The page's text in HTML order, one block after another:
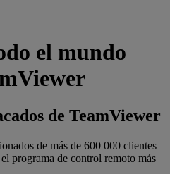
el mundo
de TeamViewer
de más de 600 000 clientes
programa de control remoto más